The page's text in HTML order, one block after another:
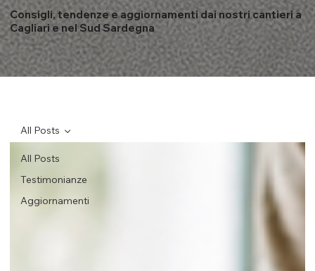
Consigli, tendenze e aggiornamenti dai nostri cantieri a
Cagliari e nel Sud Sardegna
All Posts
Testimonianze
Aggiornamenti
All Posts